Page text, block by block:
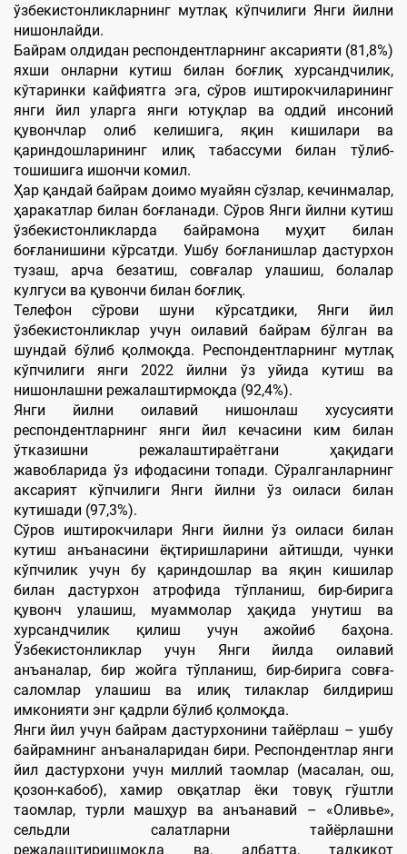
ўзбекистонликларнинг мутлақ кўпчилиги Янги йилни
нишонлайди.
Байрам олдидан респондентларнинг аксарияти (81,8%)
яхши онларни кутиш билан боғлиқ хурсандчилик,
кўтаринки кайфиятга эга, сўров иштирокчиларининг
янги йил уларга янги ютуқлар ва оддий инсоний
қувончлар олиб келишига, яқин кишилари ва
қариндошларининг илиқ табассуми билан тўлиб-
тошишига ишончи комил.
Ҳар қандай байрам доимо муайян сўзлар, кечинмалар,
ҳаракатлар билан боғланади. Сўров Янги йилни кутиш
ўзбекистонликларда байрамона муҳит билан
боғланишини кўрсатди. Ушбу боғланишлар дастурхон
тузаш, арча безатиш, совғалар улашиш, болалар
кулгуси ва қувончи билан боғлиқ.
Телефон сўрови шуни кўрсатдики, Янги йил
ўзбекистонликлар учун оилавий байрам бўлган ва
шундай бўлиб қолмоқда. Респондентларнинг мутлақ
кўпчилиги янги 2022 йилни ўз уйида кутиш ва
нишонлашни режалаштирмоқда (92,4%).
Янги йилни оилавий нишонлаш хусусияти
респондентларнинг янги йил кечасини ким билан
ўтказишни режалаштираётгани ҳақидаги
жавобларида ўз ифодасини топади. Сўралганларнинг
аксарият кўпчилиги Янги йилни ўз оиласи билан
кутишади (97,3%).
Сўров иштирокчилари Янги йилни ўз оиласи билан
кутиш анъанасини ёқтиришларини айтишди, чунки
кўпчилик учун бу қариндошлар ва яқин кишилар
билан дастурхон атрофида тўпланиш, бир-бирига
қувонч улашиш, муаммолар ҳақида унутиш ва
хурсандчилик қилиш учун ажойиб баҳона.
Ўзбекистонликлар учун Янги йилда оилавий
анъаналар, бир жойга тўпланиш, бир-бирига совға-
саломлар улашиш ва илиқ тилаклар билдириш
имконияти энг қадрли бўлиб қолмоқда.
Янги йил учун байрам дастурхонини тайёрлаш – ушбу
байрамнинг анъаналаридан бири. Респондентлар янги
йил дастурхони учун миллий таомлар (масалан, ош,
қозон-кабоб), хамир овқатлар ёки товуқ гўштли
таомлар, турли машҳур ва анъанавий – «Оливье»,
сельдли салатларни тайёрлашни
режалаштиришмоқда ва, албатта, тадқиқот